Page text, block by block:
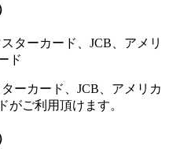
ーカード、JCB、アメリカ
がご利用頂けます。